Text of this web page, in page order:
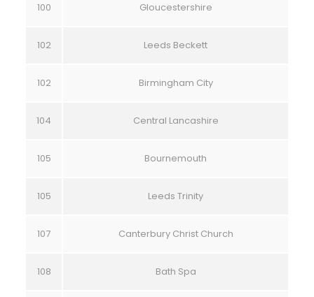
100 Gloucestershire
102 Leeds Beckett
102 Birmingham City
104 Central Lancashire
105 Bournemouth
105 Leeds Trinity
107 Canterbury Christ Church
108 Bath Spa